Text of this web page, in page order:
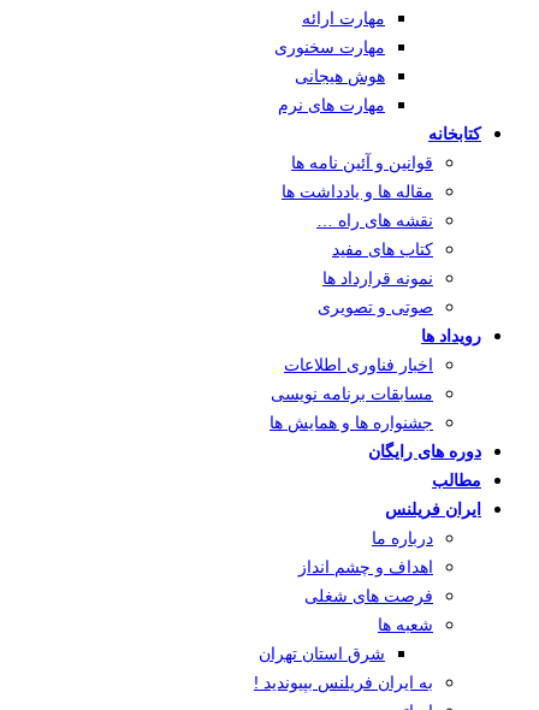
مهارت ارائه
مهارت سخنوری
هوش هیجانی
مهارت های نرم
کتابخانه
قوانین و آئین نامه ها
مقاله ها و یادداشت ها
نقشه های راه …
کتاب های مفید
نمونه قرارداد ها
صوتی و تصویری
رویداد ها
اخبار فناوری اطلاعات
مسابقات برنامه نویسی
جشنواره ها و همایش ها
دوره های رایگان
مطالب
ایران فریلنس
درباره ما
اهداف و چشم انداز
فرصت های شغلی
شعبه ها
شرق استان تهران
به ایران فریلنس بپیوندید !